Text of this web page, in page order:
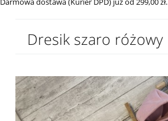
Dresik szaro różowy